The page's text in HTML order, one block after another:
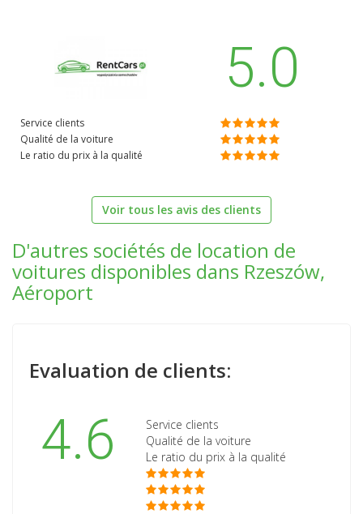
5.0
Service clients
Qualité de la voiture
Le ratio du prix à la qualité
Voir tous les avis des clients
D'autres sociétés de location de
voitures disponibles dans Rzeszów,
Aéroport
Evaluation de clients:
4.6
Service clients
Qualité de la voiture
Le ratio du prix à la qualité